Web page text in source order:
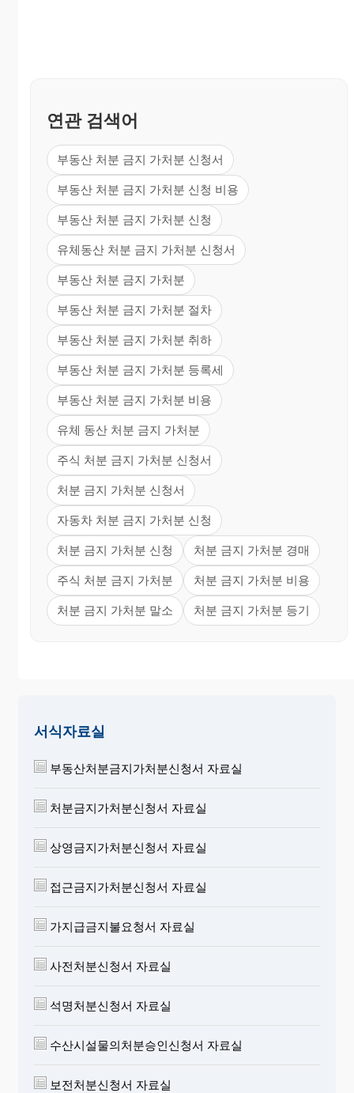
연관 검색어
부동산 처분 금지 가처분 신청서
부동산 처분 금지 가처분 신청 비용
부동산 처분 금지 가처분 신청
유체동산 처분 금지 가처분 신청서
부동산 처분 금지 가처분
부동산 처분 금지 가처분 절차
부동산 처분 금지 가처분 취하
부동산 처분 금지 가처분 등록세
부동산 처분 금지 가처분 비용
유체 동산 처분 금지 가처분
주식 처분 금지 가처분 신청서
처분 금지 가처분 신청서
자동차 처분 금지 가처분 신청
처분 금지 가처분 신청 처분 금지 가처분 경매
주식 처분 금지 가처분 처분 금지 가처분 비용
처분 금지 가처분 말소 처분 금지 가처분 등기
서식자료실
부동산처분금지가처분신청서 자료실
처분금지가처분신청서 자료실
상영금지가처분신청서 자료실
접근금지가처분신청서 자료실
가지급금지불요청서 자료실
사전처분신청서 자료실
석명처분신청서 자료실
수산시설물의처분승인신청서 자료실
보전처분신청서 자료실